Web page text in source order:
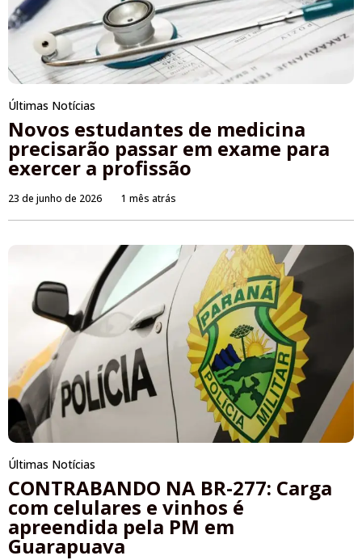
Últimas Notícias
Novos estudantes de medicina
precisarão passar em exame para
exercer a profissão
23 de junho de 2026 1 mês atrás
Últimas Notícias
CONTRABANDO NA BR-277: Carga
com celulares e vinhos é
apreendida pela PM em
Guarapuava